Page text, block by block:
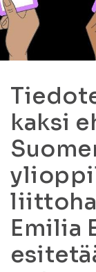
kaksi
Emilia